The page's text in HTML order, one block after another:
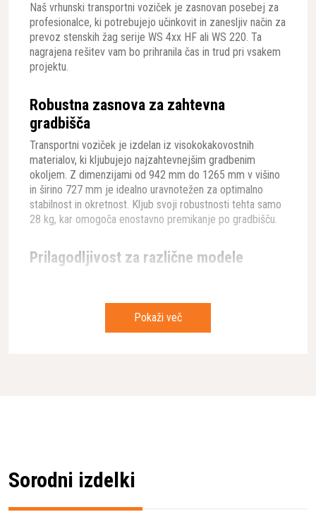
Naš vrhunski transportni voziček je zasnovan posebej za
profesionalce, ki potrebujejo učinkovit in zanesljiv način za
prevoz stenskih žag serije WS 4xx HF ali WS 220. Ta
nagrajena rešitev vam bo prihranila čas in trud pri vsakem
projektu.
Robustna zasnova za zahtevna
gradbišča
Transportni voziček je izdelan iz visokokakovostnih
materialov, ki kljubujejo najzahtevnejšim gradbenim
okoljem. Z dimenzijami od 942 mm do 1265 mm v višino
in širino 727 mm je idealno uravnotežen za optimalno
stabilnost in okretnost. Kljub svoji robustnosti tehta samo
28 kg, kar omogoča enostavno premikanje po gradbišču.
Prilagodljivost za različne modele
TRANSPORT TROLLEY za serijo WS 4xx HF
TRANSPORT TROLLEY za model WS 220 z
nalaganje in razlaganje težke opreme, zmanjšuje fizično
Pokaži več
Sorodni izdelki